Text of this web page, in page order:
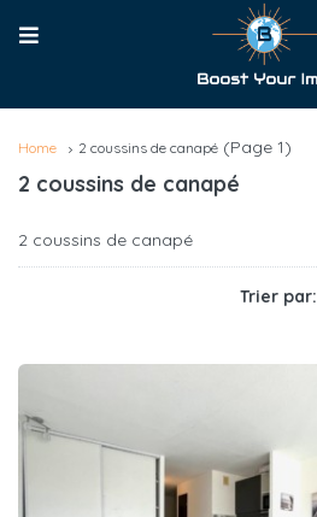
Home 2 coussins de canapé (Page 1)
2 coussins de canapé
2 coussins de canapé
Trier par: